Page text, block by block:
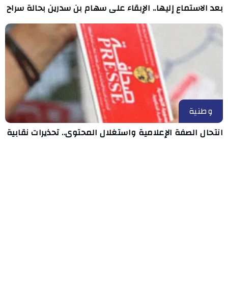
بعد الاستماع إليها.. الإبقاء على سهام بن سدرين بحالة سراح
وطنية
انتحال الصفة الإعلامية واستغلال المحتوى.. تحذيرات نقابية